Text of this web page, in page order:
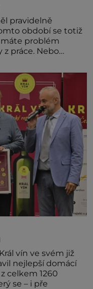
pravidelně
období se totiž
máte problém
práce. Nebo
s věkem jako
Cvičte
vín ve svém již
nejlepší domácí
celkem 1260
vín, který se – i pře